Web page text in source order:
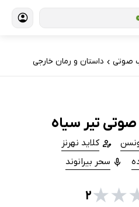
صوتی › داستان و رمان خارجی
تیر سیاه
کلاید نهرنز
سحر بیرانوند
★
★۲